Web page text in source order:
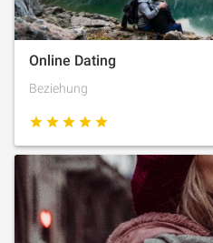
Online Dating
Beziehung